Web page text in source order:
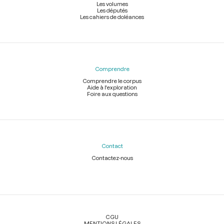
Les volumes
Les députés
Les cahiers de doléances
Comprendre
Comprendre le corpus
Aide à l'exploration
Foire aux questions
Contact
Contactez-nous
Légal
CGU